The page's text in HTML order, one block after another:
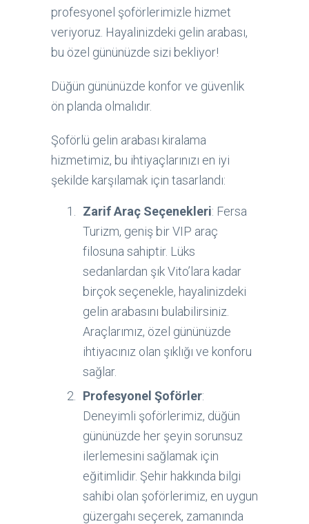
profesyonel şoförlerimizle hizmet
veriyoruz. Hayalinizdeki gelin arabası,
bu özel gününüzde sizi bekliyor!
Düğün gününüzde konfor ve güvenlik
ön planda olmalıdır.
Şoförlü gelin arabası kiralama
hizmetimiz, bu ihtiyaçlarınızı en iyi
şekilde karşılamak için tasarlandı:
Zarif Araç Seçenekleri: Fersa
Turizm, geniş bir VIP araç
filosuna sahiptir. Lüks
sedanlardan şık Vito’lara kadar
birçok seçenekle, hayalinizdeki
gelin arabasını bulabilirsiniz.
Araçlarımız, özel gününüzde
ihtiyacınız olan şıklığı ve konforu
sağlar.
Profesyonel Şoförler:
Deneyimli şoförlerimiz, düğün
gününüzde her şeyin sorunsuz
ilerlemesini sağlamak için
eğitimlidir. Şehir hakkında bilgi
sahibi olan şoförlerimiz, en uygun
güzergahı seçerek, zamanında